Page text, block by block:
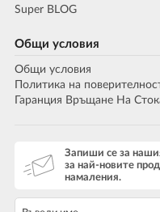
Super BLOG
Общи условия
Общи условия
Политика на
Гаранция Връщане На
Запиши се за
за най-новите
намаления.